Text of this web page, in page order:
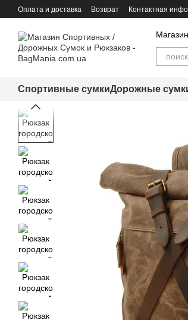
Перейти к основному контенту
Оплата и доставка Возврат Контактная
Спортивные сумкиДорожные